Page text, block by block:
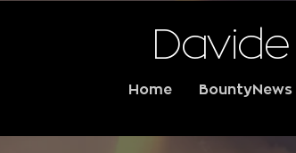
Davide
Home BountyNews